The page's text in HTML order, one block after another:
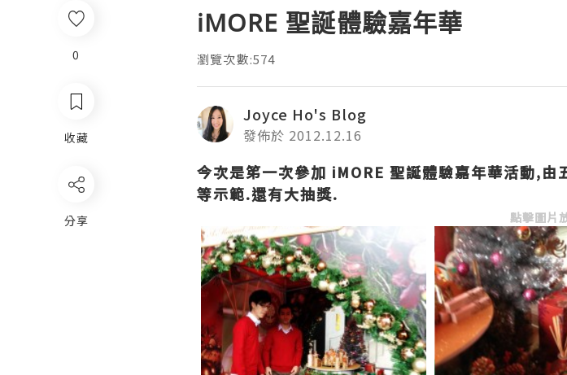
0
收藏
分享
iMORE 聖誕體驗嘉年華
瀏覽次數:574
Joyce Ho's Blog
發佈於 2012.12.16
今次是笫一次參加 iMORE 聖誕體驗嘉年華活動,
等示範.還有大抽獎.
點擊圖片